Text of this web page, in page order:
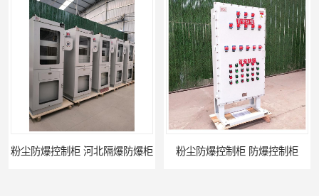
柜 河北隔爆防爆柜 粉尘防爆控制柜 防爆控制柜